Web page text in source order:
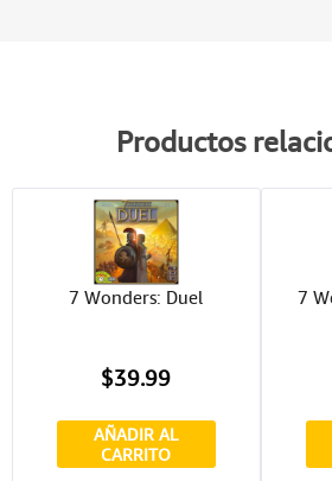
Productos
7 Wonders: Duel
$39.99
AÑADIR AL
CARRITO
7